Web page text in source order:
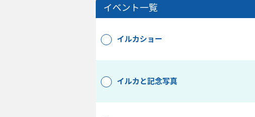
イベント一覧
イルカショー
イルカと記念写真